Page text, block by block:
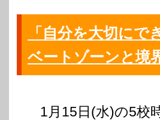
「自分を大切に
ベートゾーンと境
1月15日(水)の5校